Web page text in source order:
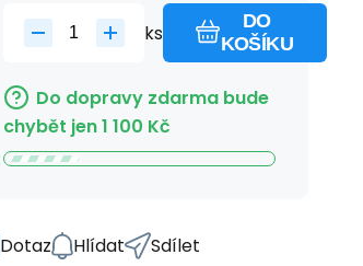
ks
DO
KOŠÍKU
Do dopravy zdarma bude
chybět jen1 100 Kč
Dotaz Hlídat Sdílet